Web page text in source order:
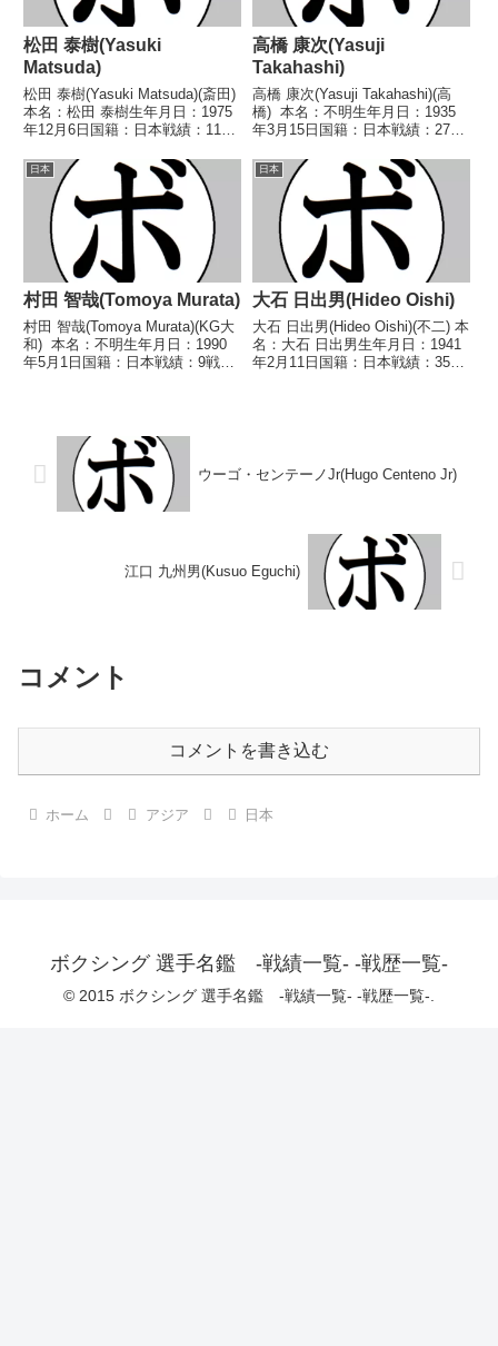
松田 泰樹(Yasuki
Matsuda)
松田 泰樹(Yasuki Matsuda)(斎田)
本名：松田 泰樹生年月日：1975
年12月6日国籍：日本戦績：11戦
し【戦歴】1996/06/08
○5RKO 大西 哲(ワタナ
ベ)1996/07/16 ...
高橋 康次(Yasuji
Takahashi)
高橋 康次(Yasuji Takahashi)(高
橋) 本名：不明生年月日：1935
年3月15日国籍：日本戦績：27戦
1952年度全日本社会人選手権フ
ライ級優勝(アマチュア)1953年度
ゴールデング...
日本
村田 智哉(Tomoya Murata)
村田 智哉(Tomoya Murata)(KG大
和) 本名：不明生年月日：1990
年5月1日国籍：日本戦績：9戦5
田)2011/01...
日本
大石 日出男(Hideo Oishi)
大石 日出男(Hideo Oishi)(不二) 本
名：大石 日出男生年月日：1941
年2月11日国籍：日本戦績：35戦
ウーゴ・センテーノJr(Hugo Centeno Jr)
江口 九州男(Kusuo Eguchi)
コメント
コメントを書き込む
ホーム アジア 日本
ボクシング 選手名鑑 -戦績一覧- -戦歴一覧-
© 2015 ボクシング 選手名鑑 -戦績一覧- -戦歴一覧-.